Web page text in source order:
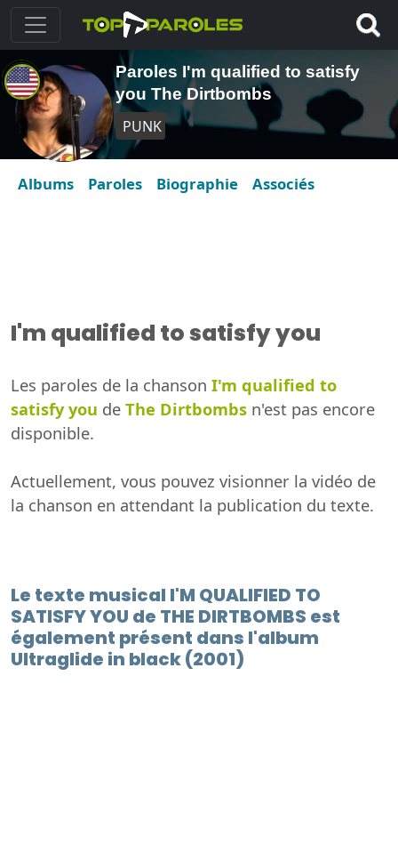
Paroles I'm qualified to satisfy
you The Dirtbombs
PUNK
Albums Paroles Biographie Associés
I'm qualified to satisfy you
Les paroles de la chanson I'm qualified to
satisfy you de The Dirtbombs n'est pas encore
disponible.
Actuellement, vous pouvez visionner la vidéo de
la chanson en attendant la publication du texte.
Le texte musical I'M QUALIFIED TO
SATISFY YOU de THE DIRTBOMBS est
également présent dans l'album
Ultraglide in black (2001)